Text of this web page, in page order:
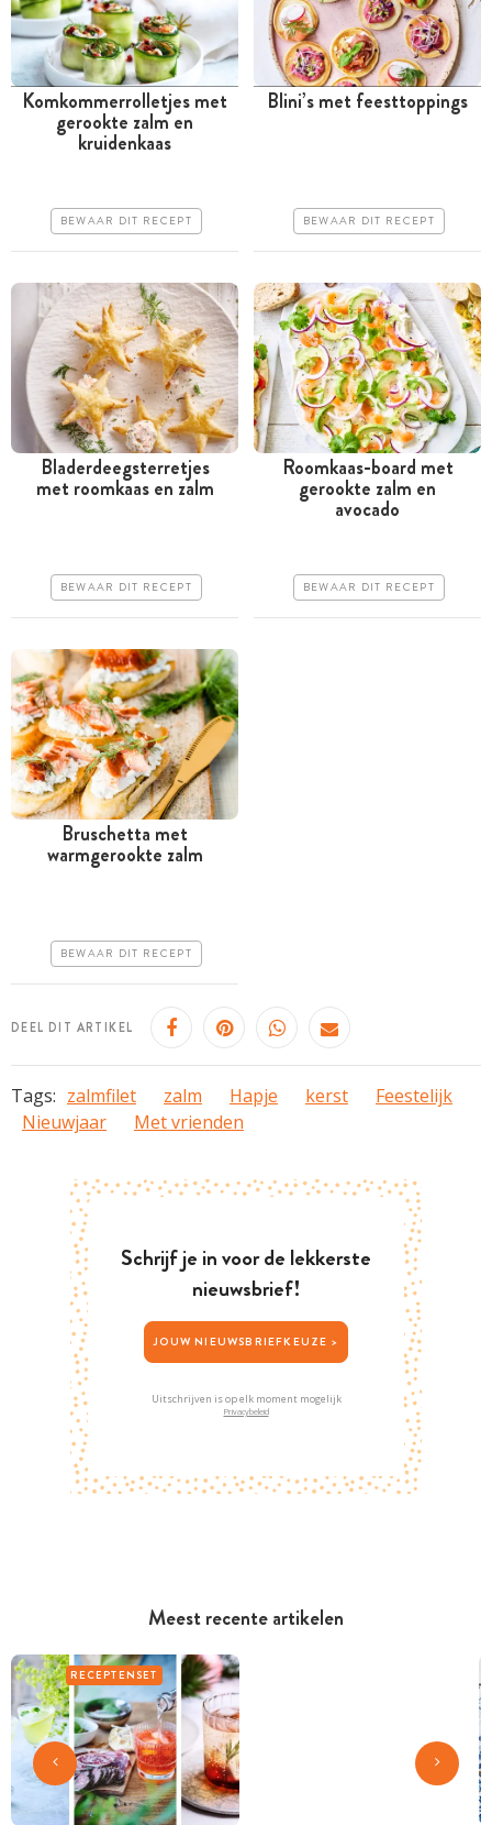
Meest recente artikelen
RECEPTENSET
Minder dan 30 minuten
Erg makkelijk
Komkommerrolletjes met
gerookte zalm en
kruidenkaas
BEWAAR DIT RECEPT Erg makkelijk
Blini’s met feesttoppings
BEWAAR DIT RECEPT
Tussen 30 minuten en 1
Bladerdeegsterretjes
met roomkaas en zalm
BEWAAR DIT RECEPT
Minder dan 30 minuten
Erg makkelijk
Roomkaas-board met
gerookte zalm en
avocado
BEWAAR DIT RECEPT
Minder dan 30 minuten
Erg makkelijk
Bruschetta met
warmgerookte zalm
BEWAAR DIT RECEPT
DEEL DIT ARTIKEL
Tags: zalmfilet zalm Hapje kerst
Feestelijk
Nieuwjaar
Met vrienden
Schrijf je in voor de lekkerste
nieuwsbrief!
JOUW NIEUWSBRIEFKEUZE >
Uitschrijven is op elk moment mogelijk
Privacybeleid